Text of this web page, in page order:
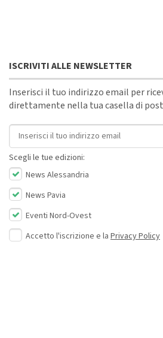
ISCRIVITI ALLE NEWSLETTER
Inserisci il tuo indirizzo email per
direttamente nella tua casella di
Indirizzo email
Scegli le tue edizioni:
News Alessandria
News Pavia
Eventi Nord-Ovest
Accetto l'iscrizione e la Privacy Policy